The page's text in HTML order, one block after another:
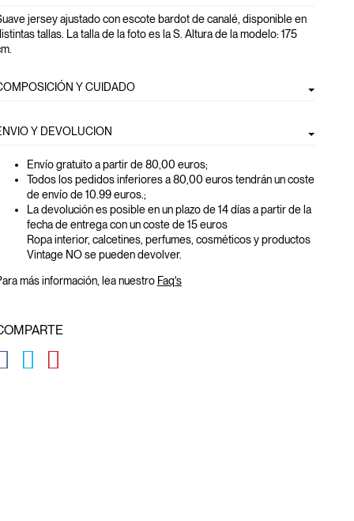
jersey ajustado con escote bardot de canalé, disponible en
tallas. La talla de la foto es la S. Altura de la modelo: 175
Y CUIDADO
Y DEVOLUCION
Envío gratuito a partir de 80,00 euros;
Todos los pedidos inferiores a 80,00 euros tendrán un coste
de envío de 10.99 euros.;
La devolución es posible en un plazo de 14 días a partir de la
fecha de entrega con un coste de 15 euros
Ropa interior, calcetines, perfumes, cosméticos y productos
Vintage NO se pueden devolver.
más información, lea nuestro Faq's